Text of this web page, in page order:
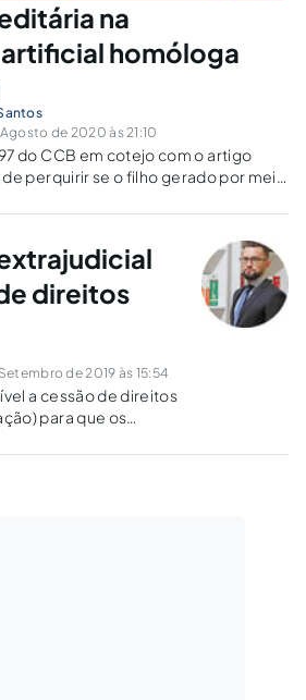
na
homóloga
de 2020 às 21:10
do CCB em cotejo com o artigo
de perquirir se o filho gerado por meio
direitos
de 2019 às 15:54
a cessão de direitos
para que os
da